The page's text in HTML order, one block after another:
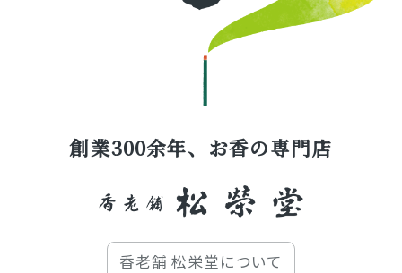
創業300余年、お香の専門店
香老舗 松栄堂について